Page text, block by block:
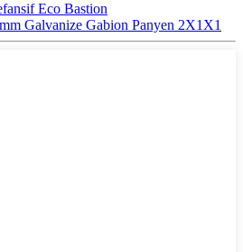
Eco Bastion
Galvanize Gabion Panyen 2X1X1